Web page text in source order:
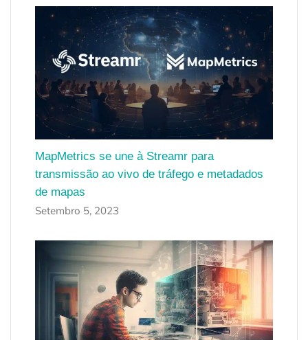
MapMetrics se une à Streamr para
transmissão ao vivo de tráfego e metadados
de mapas
Setembro 5, 2023